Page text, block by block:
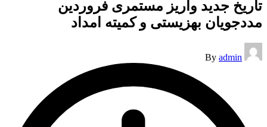
تاریخ جدید واریز مستمری فروردین
مددجویان بهزیستی و کمیته امداد
Posted
by
By admin